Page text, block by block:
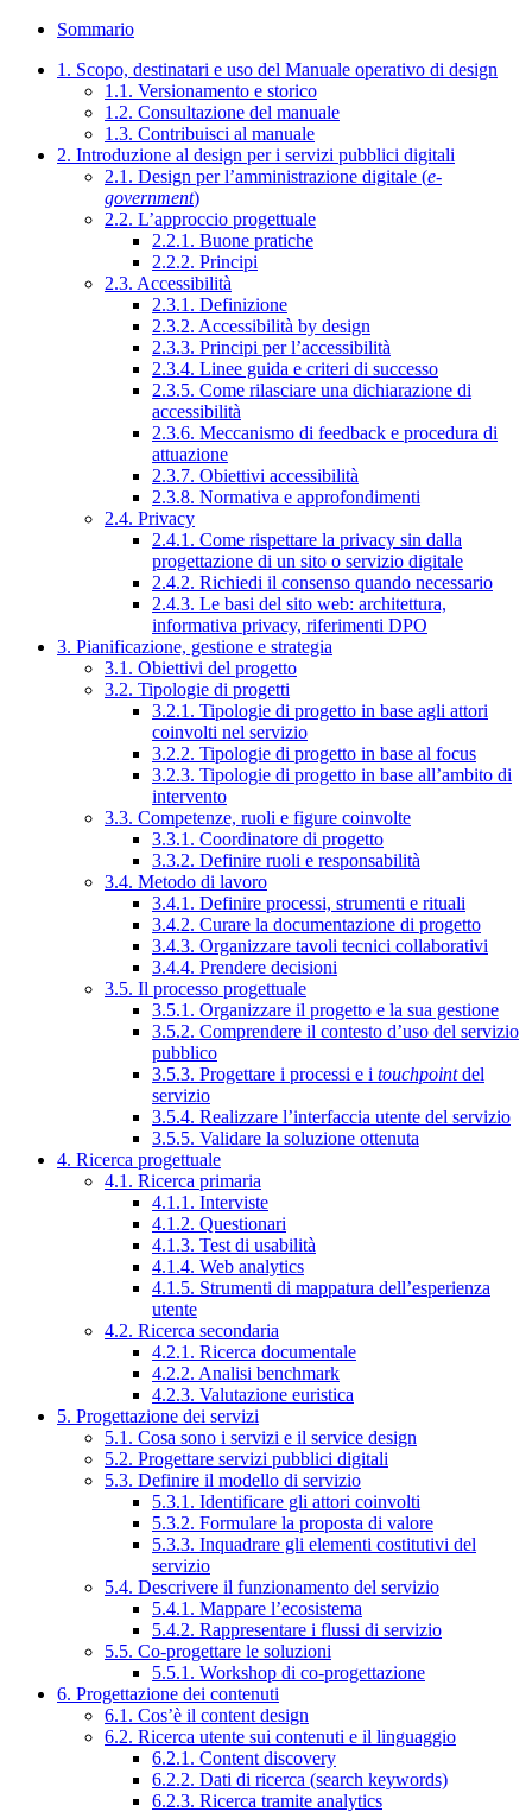
Sommario
1. Scopo, destinatari e uso del Manuale operativo di design
1.1. Versionamento e storico
1.2. Consultazione del manuale
1.3. Contribuisci al manuale
2. Introduzione al design per i servizi pubblici digitali
2.1. Design per l’amministrazione digitale (e-
government)
2.2. L’approccio progettuale
2.2.1. Buone pratiche
2.2.2. Principi
2.3. Accessibilità
2.3.1. Definizione
2.3.2. Accessibilità by design
2.3.3. Principi per l’accessibilità
2.3.4. Linee guida e criteri di successo
2.3.5. Come rilasciare una dichiarazione di
accessibilità
2.3.6. Meccanismo di feedback e procedura di
attuazione
2.3.7. Obiettivi accessibilità
2.3.8. Normativa e approfondimenti
2.4. Privacy
2.4.1. Come rispettare la privacy sin dalla
progettazione di un sito o servizio digitale
2.4.2. Richiedi il consenso quando necessario
2.4.3. Le basi del sito web: architettura,
informativa privacy, riferimenti DPO
3. Pianificazione, gestione e strategia
3.1. Obiettivi del progetto
3.2. Tipologie di progetti
3.2.1. Tipologie di progetto in base agli attori
coinvolti nel servizio
3.2.2. Tipologie di progetto in base al focus
3.2.3. Tipologie di progetto in base all’ambito di
intervento
3.3. Competenze, ruoli e figure coinvolte
3.3.1. Coordinatore di progetto
3.3.2. Definire ruoli e responsabilità
3.4. Metodo di lavoro
3.4.1. Definire processi, strumenti e rituali
3.4.2. Curare la documentazione di progetto
3.4.3. Organizzare tavoli tecnici collaborativi
3.4.4. Prendere decisioni
3.5. Il processo progettuale
3.5.1. Organizzare il progetto e la sua gestione
3.5.2. Comprendere il contesto d’uso del servizio
pubblico
3.5.3. Progettare i processi e i touchpointdel
servizio
3.5.4. Realizzare l’interfaccia utente del servizio
3.5.5. Validare la soluzione ottenuta
4. Ricerca progettuale
4.1. Ricerca primaria
4.1.1. Interviste
4.1.2. Questionari
4.1.3. Test di usabilità
4.1.4. Web analytics
4.1.5. Strumenti di mappatura dell’esperienza
utente
4.2. Ricerca secondaria
4.2.1. Ricerca documentale
4.2.2. Analisi benchmark
4.2.3. Valutazione euristica
5. Progettazione dei servizi
5.1. Cosa sono i servizi e il service design
5.2. Progettare servizi pubblici digitali
5.3. Definire il modello di servizio
5.3.1. Identificare gli attori coinvolti
5.3.2. Formulare la proposta di valore
5.3.3. Inquadrare gli elementi costitutivi del
servizio
5.4. Descrivere il funzionamento del servizio
5.4.1. Mappare l’ecosistema
5.4.2. Rappresentare i flussi di servizio
5.5. Co-progettare le soluzioni
5.5.1. Workshop di co-progettazione
6. Progettazione dei contenuti
6.1. Cos’è il content design
6.2. Ricerca utente sui contenuti e il linguaggio
6.2.1. Content discovery
6.2.2. Dati di ricerca (search keywords)
6.2.3. Ricerca tramite analytics